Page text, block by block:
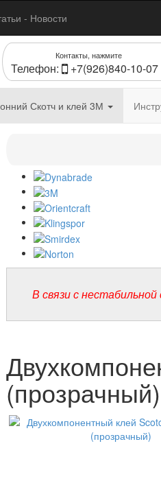
- Новости
Контакты, нажмите
Телефон: +7(926)840-10-07
Скотч и клей 3М
В связи с
(прозрачный)